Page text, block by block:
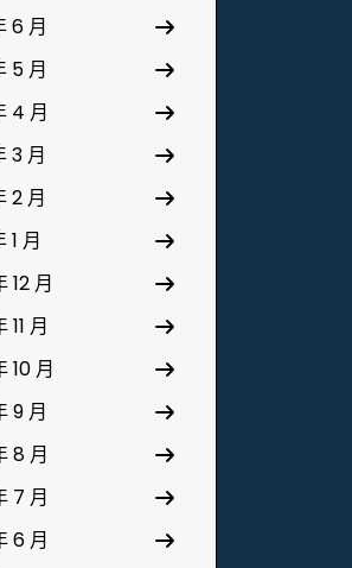
6 月
5 月
4 月
3 月
2 月
1 月
12 月
月
10 月
9 月
8 月
7 月
6 月